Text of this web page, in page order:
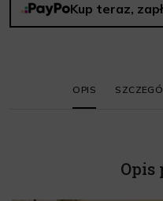
Kup teraz,
OPIS
Opis